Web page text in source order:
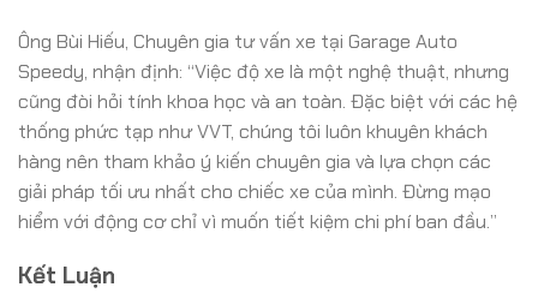
Ông Bùi Hiếu, Chuyên gia tư vấn xe tại Garage Auto
Speedy, nhận định: “Việc độ xe là một nghệ thuật, nhưng
cũng đòi hỏi tính khoa học và an toàn. Đặc biệt với các hệ
thống phức tạp như VVT, chúng tôi luôn khuyên khách
hàng nên tham khảo ý kiến chuyên gia và lựa chọn các
giải pháp tối ưu nhất cho chiếc xe của mình. Đừng mạo
hiểm với động cơ chỉ vì muốn tiết kiệm chi phí ban đầu.”
Kết Luận